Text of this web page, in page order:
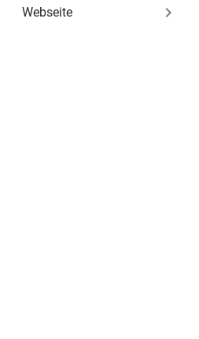
Webseite keyboard_arrow_right